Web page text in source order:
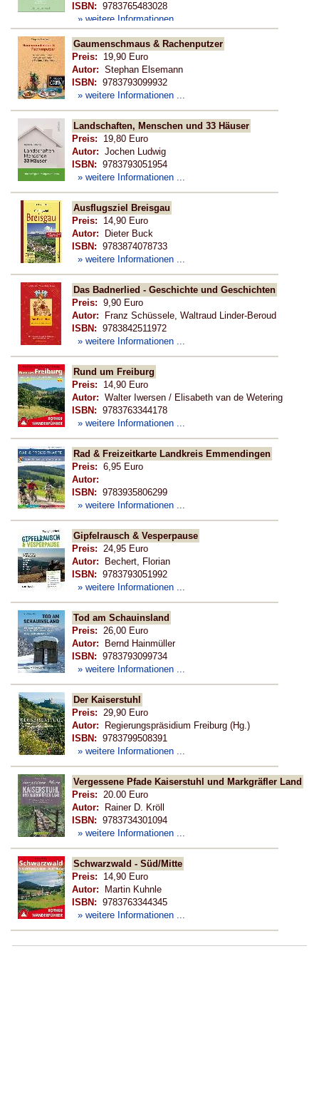
ISBN: 9783765483028
» weitere Informationen ...
Gaumenschmaus & Rachenputzer
Preis: 19,90 Euro
Autor: Stephan Elsemann
ISBN: 9783793099932
» weitere Informationen ...
Landschaften, Menschen und 33 Häuser
Preis: 19,80 Euro
Autor: Jochen Ludwig
ISBN: 9783793051954
» weitere Informationen ...
Ausflugsziel Breisgau
Preis: 14,90 Euro
Autor: Dieter Buck
ISBN: 9783874078733
» weitere Informationen ...
Das Badnerlied - Geschichte und Geschichten
Preis: 9,90 Euro
Autor: Franz Schüssele, Waltraud Linder-Beroud
ISBN: 9783842511972
» weitere Informationen ...
Rund um Freiburg
Preis: 14,90 Euro
Autor: Walter Iwersen / Elisabeth van de Wetering
ISBN: 9783763344178
» weitere Informationen ...
Rad & Freizeitkarte Landkreis Emmendingen
Preis: 6,95 Euro
Autor:
ISBN: 9783935806299
» weitere Informationen ...
Gipfelrausch & Vesperpause
Preis: 24,95 Euro
Autor: Bechert, Florian
ISBN: 9783793051992
» weitere Informationen ...
Tod am Schauinsland
Preis: 26,00 Euro
Autor: Bernd Hainmüller
ISBN: 9783793099734
» weitere Informationen ...
Der Kaiserstuhl
Preis: 29,90 Euro
Autor: Regierungspräsidium Freiburg (Hg.)
ISBN: 9783799508391
» weitere Informationen ...
Vergessene Pfade Kaiserstuhl und Markgräfler Land
Preis: 20.00 Euro
Autor: Rainer D. Kröll
ISBN: 9783734301094
» weitere Informationen ...
Schwarzwald - Süd/Mitte
Preis: 14,90 Euro
Autor: Martin Kuhnle
ISBN: 9783763344345
» weitere Informationen ...